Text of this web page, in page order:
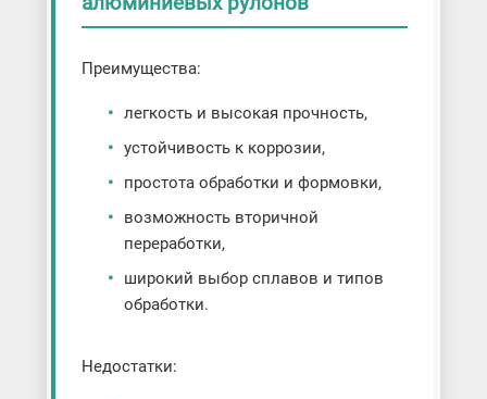
Преимущества:
легкость и высокая прочность,
устойчивость к коррозии,
простота обработки и формовки,
возможность вторичной
переработки,
широкий выбор сплавов и типов
обработки.
Недостатки: